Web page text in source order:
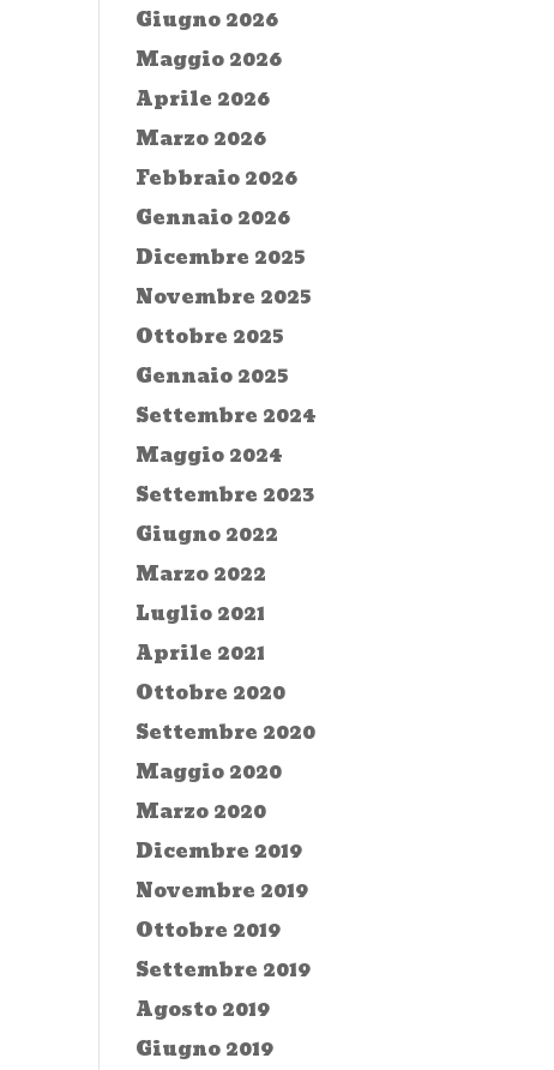
Giugno 2026
Maggio 2026
Aprile 2026
Marzo 2026
Febbraio 2026
Gennaio 2026
Dicembre 2025
Novembre 2025
Ottobre 2025
Gennaio 2025
Settembre 2024
Maggio 2024
Settembre 2023
Giugno 2022
Marzo 2022
Luglio 2021
Aprile 2021
Ottobre 2020
Settembre 2020
Maggio 2020
Marzo 2020
Dicembre 2019
Novembre 2019
Ottobre 2019
Settembre 2019
Agosto 2019
Giugno 2019